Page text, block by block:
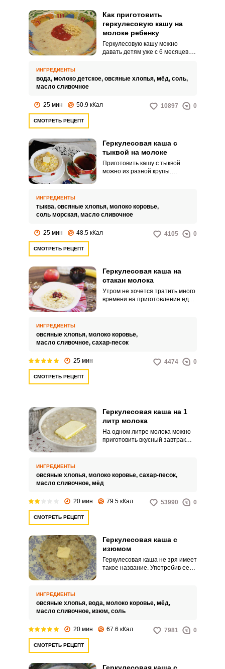
Как приготовить
геркулесовую кашу на
молоке ребенку
Геркулесовую кашу можно
давать детям уже с 6 месяцев.
ИНГРЕДИЕНТЫ
вода, молоко детское, овсяные хлопья, мёд, соль,
масло сливочное
25 мин 50.9 кКал 10897 0
СМОТРЕТЬ РЕЦЕПТ
Геркулесовая каша с
тыквой на молоке
Приготовить кашу с тыквой
можно из разной крупы.
ИНГРЕДИЕНТЫ
тыква, овсяные хлопья, молоко коровье,
соль морская, масло сливочное
25 мин 48.5 кКал 4105 0
СМОТРЕТЬ РЕЦЕПТ
Геркулесовая каша на
стакан молока
Утром не хочется тратить много
времени на приготовление еды.
углеводами, заряжают энергией
и обеспечивают высокую
работоспособность.
ИНГРЕДИЕНТЫ
овсяные хлопья, молоко коровье,
масло сливочное, сахар-песок
25 мин 4474 0
СМОТРЕТЬ РЕЦЕПТ
Геркулесовая каша на 1
литр молока
На одном литре молока можно
приготовить вкусный завтрак
питательной.
ИНГРЕДИЕНТЫ
овсяные хлопья, молоко коровье, сахар-песок,
масло сливочное, мёд
20 мин 79.5 кКал 53990 0
СМОТРЕТЬ РЕЦЕПТ
Геркулесовая каша с
изюмом
Геркулесовая каша не зря имеет
такое название. Употребив ее
Геркулес.
ИНГРЕДИЕНТЫ
овсяные хлопья, вода, молоко коровье, мёд,
масло сливочное, изюм, соль
20 мин 67.6 кКал 7981 0
СМОТРЕТЬ РЕЦЕПТ